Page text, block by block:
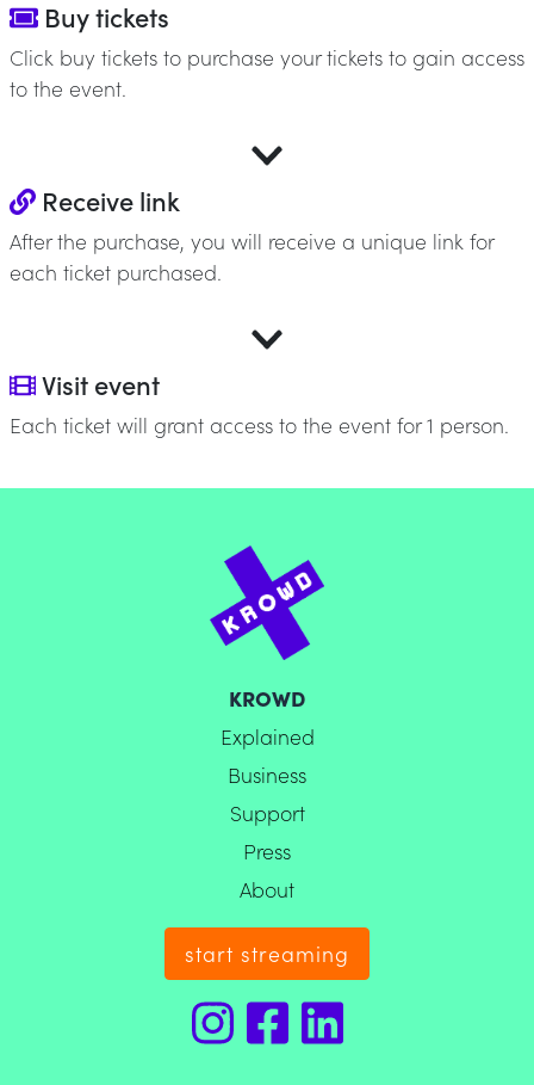
Buy tickets
Click buy tickets to purchase your tickets to gain access
to the event.
Receive link
After the purchase, you will receive a unique link for
each ticket purchased.
Visit event
Each ticket will grant access to the event for 1 person.
KROWD
Explained
Business
Support
Press
About
start streaming